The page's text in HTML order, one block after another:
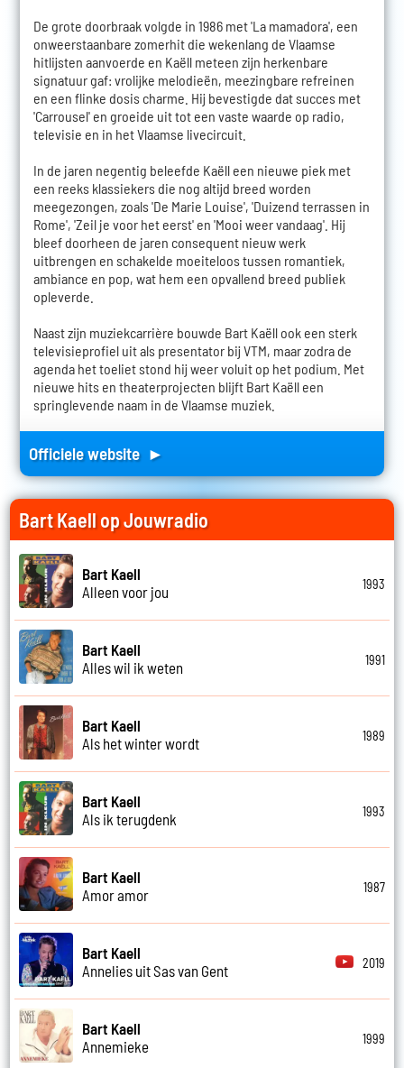
De grote doorbraak volgde in 1986 met 'La mamadora', een
onweerstaanbare zomerhit die wekenlang de Vlaamse
hitlijsten aanvoerde en Kaëll meteen zijn herkenbare
signatuur gaf: vrolijke melodieën, meezingbare refreinen
en een flinke dosis charme. Hij bevestigde dat succes met
'Carrousel' en groeide uit tot een vaste waarde op radio,
televisie en in het Vlaamse livecircuit.
In de jaren negentig beleefde Kaëll een nieuwe piek met
een reeks klassiekers die nog altijd breed worden
meegezongen, zoals 'De Marie Louise', 'Duizend terrassen in
Rome', 'Zeil je voor het eerst' en 'Mooi weer vandaag'. Hij
bleef doorheen de jaren consequent nieuw werk
uitbrengen en schakelde moeiteloos tussen romantiek,
ambiance en pop, wat hem een opvallend breed publiek
opleverde.
Naast zijn muziekcarrière bouwde Bart Kaëll ook een sterk
televisieprofiel uit als presentator bij VTM, maar zodra de
agenda het toeliet stond hij weer voluit op het podium. Met
nieuwe hits en theaterprojecten blijft Bart Kaëll een
springlevende naam in de Vlaamse muziek.
Officiele website ►
Bart Kaell op Jouwradio
Bart Kaell
Alleen voor jou
1993
Bart Kaell
Alles wil ik weten
1991
Bart Kaell
Als het winter wordt
1989
Bart Kaell
Als ik terugdenk
1993
Bart Kaell
Amor amor
1987
Bart Kaell
Annelies uit Sas van Gent
2019
Bart Kaell
Annemieke
1999